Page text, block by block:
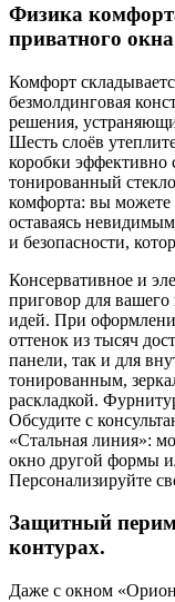
Физика
приватного
Комфорт
безмолдинговая
решения,
Шесть слоёв
коробки эффективно
тонированный
комфорта: вы можете
оставаясь
и безопасности,
Консервативное и
приговор для
идей. При
оттенок из тысяч
панели, так и для
тонированным,
раскладкой.
Обсудите с
«Стальная линия»:
окно другой формы
Персонализируйте
Защитный
контурах.
Даже с окном